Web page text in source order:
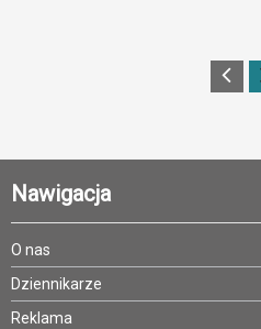
Nawigacja
O nas
Dziennikarze
Reklama